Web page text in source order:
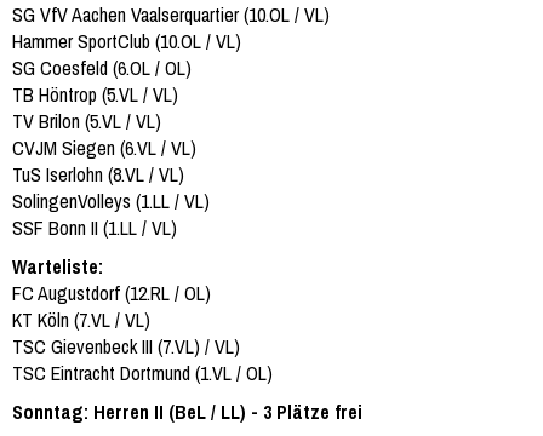
SG VfV Aachen Vaalserquartier (10.OL / VL)
Hammer SportClub (10.OL / VL)
SG Coesfeld (6.OL / OL)
TB Höntrop (5.VL / VL)
TV Brilon (5.VL / VL)
CVJM Siegen (6.VL / VL)
TuS Iserlohn (8.VL / VL)
SolingenVolleys (1.LL / VL)
SSF Bonn II (1.LL / VL)
Warteliste:
FC Augustdorf (12.RL / OL)
KT Köln (7.VL / VL)
TSC Gievenbeck III (7.VL) / VL)
TSC Eintracht Dortmund (1.VL / OL)
Sonntag: Herren II (BeL / LL) - 3 Plätze frei